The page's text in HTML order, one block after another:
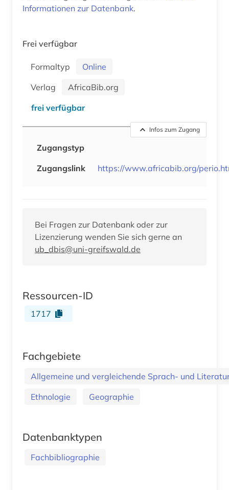
Informationen zur Datenbank.
Frei verfügbar
Formaltyp
Online
Verlag
AfricaBib.org
frei verfügbar
Infos zum Zugang
Zugangstyp
Zugangslink
https://www.africabib.org/
Bei Fragen zur Datenbank oder zur
Lizenzierung wenden Sie sich gerne an
ub_dbis@uni-greifswald.de
Ressourcen-ID
1717
Fachgebiete
Allgemeine und vergleichende Sprach- und
Ethnologie
Geographie
Datenbanktypen
Fachbibliographie